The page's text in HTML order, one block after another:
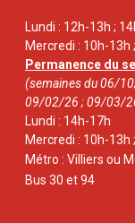
Lundi : 12h-13h ;
Mercredi : 10h-13h
Permanence du
(semaines du 06/
09/02/26 ; 09/03/
Lundi : 14h-17h
Mercredi : 10h-13h
Métro : Villiers ou
Bus 30 et 94